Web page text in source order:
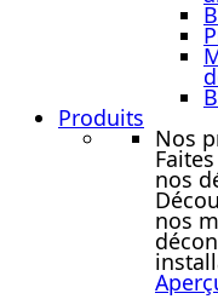
Produits
Nos
nos
nos